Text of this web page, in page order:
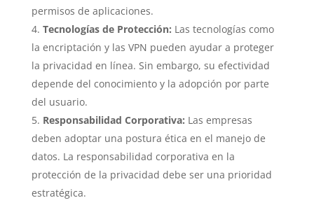
permisos de aplicaciones.
Tecnologías de Protección: Las tecnologías como
la encriptación y las VPN pueden ayudar a proteger
la privacidad en línea. Sin embargo, su efectividad
depende del conocimiento y la adopción por parte
del usuario.
Responsabilidad Corporativa: Las empresas
deben adoptar una postura ética en el manejo de
datos. La responsabilidad corporativa en la
protección de la privacidad debe ser una prioridad
estratégica.